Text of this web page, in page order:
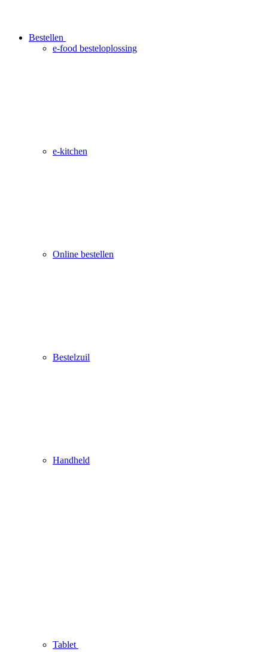
Bestellen
e-food besteloplossing
e-kitchen
Online bestellen
Bestelzuil
Handheld
Tablet